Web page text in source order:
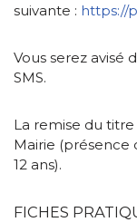
suivante : https://
Vous serez avisé
SMS.
La remise du titre
Mairie (présence
12 ans).
FICHES